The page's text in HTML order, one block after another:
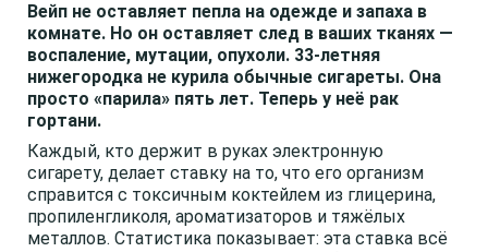
Вейп не оставляет пепла на одежде и запаха в
комнате. Но он оставляет след в ваших тканях —
воспаление, мутации, опухоли. 33-летняя
нижегородка не курила обычные сигареты. Она
просто «парила» пять лет. Теперь у неё рак
гортани.
Каждый, кто держит в руках электронную
сигарету, делает ставку на то, что его организм
справится с токсичным коктейлем из глицерина,
пропиленгликоля, ароматизаторов и тяжёлых
металлов. Статистика показывает: эта ставка всё